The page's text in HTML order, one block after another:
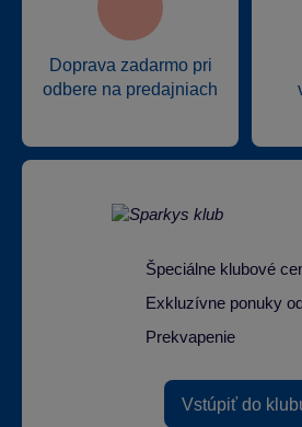
Doprava zadarmo pri
odbere na predajniach
Špeciálne klubové
Exkluzívne ponuky
Prekvapenie
Vstúpiť do